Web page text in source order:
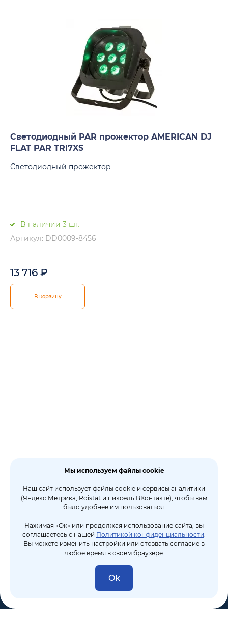
Светодиодный PAR прожектор AMERICAN DJ
FLAT PAR TRI7XS
Светодиодный прожектор
В наличии 3 шт.
Артикул: DD0009-8456
13 716 ₽
В корзину
Мы используем файлы cookie
Наш сайт использует файлы cookie и сервисы аналитики
(Яндекс Метрика, Roistat и пиксель ВКонтакте), чтобы вам
было удобнее им пользоваться.
Нажимая «Ок» или продолжая использование сайта, вы
соглашаетесь с нашей Политикой конфиденциальности.
Вы можете изменить настройки или отозвать согласие в
любое время в своем браузере.
Ok